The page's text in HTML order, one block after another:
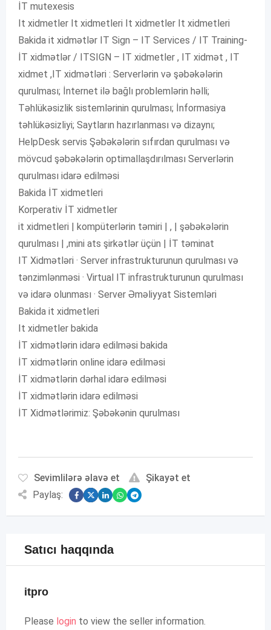
İT mutexesis
It xidmetler It xidmetleri It xidmetler It xidmetleri
Bakida it xidmətlər IT Sign – IT Services / IT Training-
İT xidmətlər / ITSIGN – IT xidmetler , IT xidmət , IT
xidmet ,IT xidmətləri : Serverlərin və şəbəkələrin
qurulması; İnternet ilə bağlı problemlərin həlli;
Təhlükəsizlik sistemlərinin qurulması; İnformasiya
təhlükəsizliyi; Saytların hazırlanması və dizaynı;
HelpDesk servis Şəbəkələrin sıfırdan qurulması və
mövcud şəbəkələrin optimallaşdırılması Serverlərin
qurulması idarə edilməsi
Bakida İT xidmetleri
Korperativ İT xidmetler
it xidmetleri | kompüterlərin təmiri | , | şəbəkələrin
qurulması | ,mini ats şirkətlər üçün | İT təminat
IT Xidmətləri · Server infrastrukturunun qurulması və
tənzimlənməsi · Virtual IT infrastrukturunun qurulması
və idarə olunması · Server Əməliyyat Sistemləri
Bakida it xidmetleri
It xidmetler bakida
İT xidmətlərin idarə edilməsi bakida
İT xidmətlərin online idarə edilməsi
İT xidmətlərin dərhal idarə edilməsi
İT xidmətlərin idarə edilməsi
İT Xidmətlərimiz: Şəbəkənin qurulması
Sevimlilərə əlavə et
Şikayət et
Paylaş:
Satıcı haqqında
itpro
Please login to view the seller information.